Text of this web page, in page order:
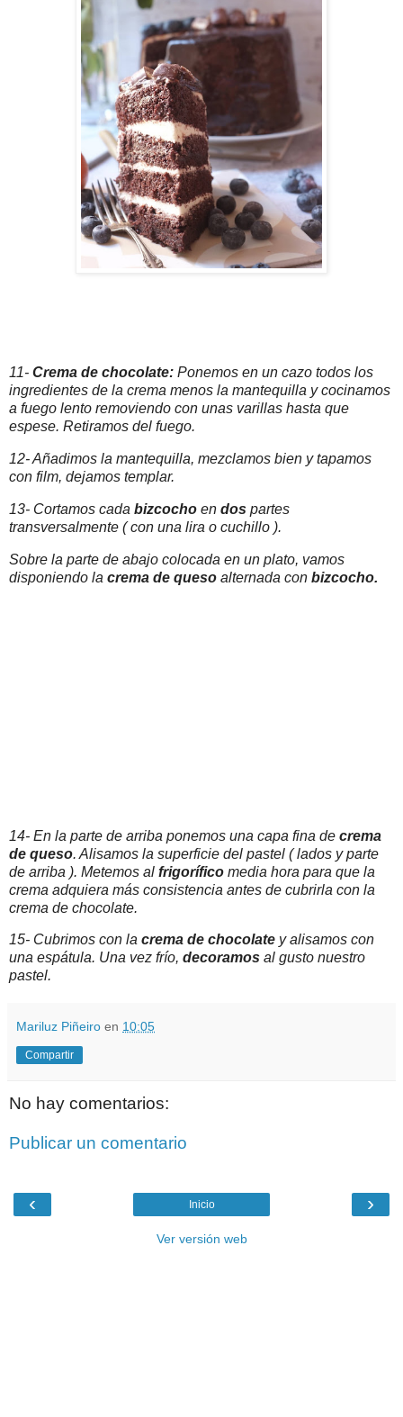
11- Crema de chocolate: Ponemos en un cazo todos los
ingredientes de la crema menos la mantequilla y cocinamos
a fuego lento removiendo con unas varillas hasta que
espese. Retiramos del fuego.
12- Añadimos la mantequilla, mezclamos bien y tapamos
con film, dejamos templar.
13- Cortamos cada bizcocho en dos partes
transversalmente ( con una lira o cuchillo ).
Sobre la parte de abajo colocada en un plato, vamos
disponiendo la crema de queso alternada con bizcocho.
14- En la parte de arriba ponemos una capa fina de crema
de queso. Alisamos la superficie del pastel ( lados y parte
de arriba ). Metemos al frigorífico media hora para que la
crema adquiera más consistencia antes de cubrirla con la
crema de chocolate.
15- Cubrimos con la crema de chocolate y alisamos con
una espátula. Una vez frío, decoramos al gusto nuestro
pastel.
Mariluz Piñeiro en 10:05
Compartir
No hay comentarios:
Publicar un comentario
‹ ›
Inicio
Ver versión web